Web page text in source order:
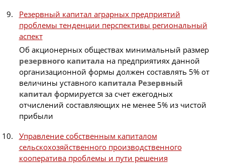
Резервный капитал аграрных предприятий
проблемы тенденции перспективы региональный
аспект
Об акционерных обществах минимальный размер
резервного капитала на предприятиях данной
организационной формы должен составлять 5% от
величины уставного капитала Резервный
капитал формируется за счет ежегодных
отчислений составляющих не менее 5% из чистой
прибыли
Управление собственным капиталом
сельскохозяйственного производственного
кооператива проблемы и пути решения